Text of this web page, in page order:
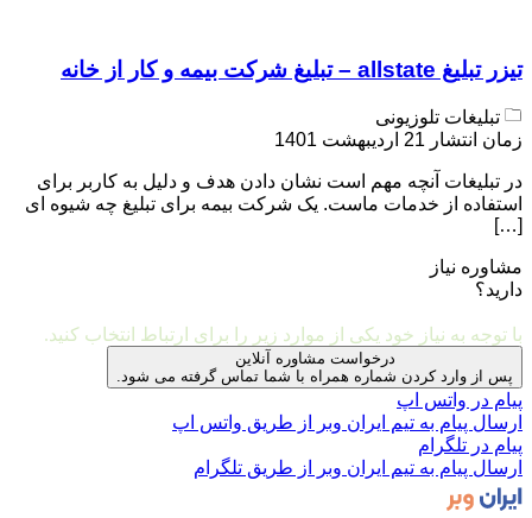
تیزر تبلیغ allstate – تبلیغ شرکت بیمه و کار از خانه
تبلیغات تلوزیونی
زمان انتشار 21 اردیبهشت 1401
در تبلیغات آنچه مهم است نشان دادن هدف و دلیل به کاربر برای
استفاده از خدمات ماست. یک شرکت بیمه برای تبلیغ چه شیوه ای
[…]
مشاوره نیاز
دارید؟
با توجه به نیاز خود یکی از موارد زیر را برای ارتباط انتخاب کنید.
درخواست مشاوره آنلاین
پس از وارد کردن شماره همراه با شما تماس گرفته می شود.
پیام در واتس اپ
ارسال پیام به تیم ایران وبر از طریق واتس اپ
پیام در تلگرام
ارسال پیام به تیم ایران وبر از طریق تلگرام